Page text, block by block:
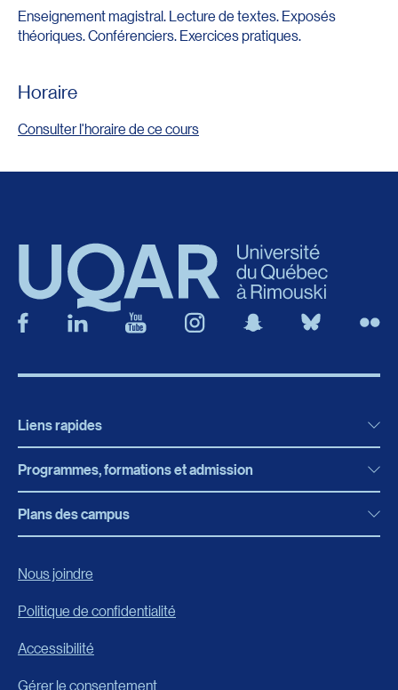
Enseignement magistral. Lecture de textes. Exposés
théoriques. Conférenciers. Exercices pratiques.
Horaire
Consulter l'horaire de ce cours
Liens rapides
Actualités
Bibliothèque
Boutique en ligne
Carrières
Événements
Programmes, formations et admission
Programmes, formations et admission
Plans des campus
Nous joindre
Politique de confidentialité
Accessibilité
Gérer le consentement